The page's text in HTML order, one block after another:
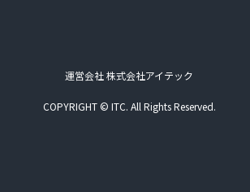
運営会社 株式会社アイテック
COPYRIGHT © ITC. All Rights Reserved.